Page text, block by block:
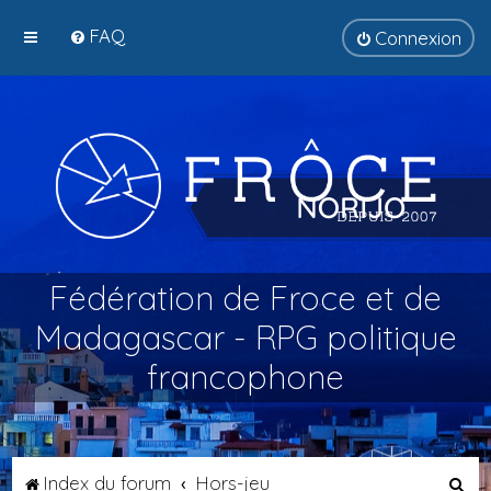
FAQ Connexion
Fédération de Froce et de
Madagascar - RPG politique
francophone
Index du forum Hors-jeu